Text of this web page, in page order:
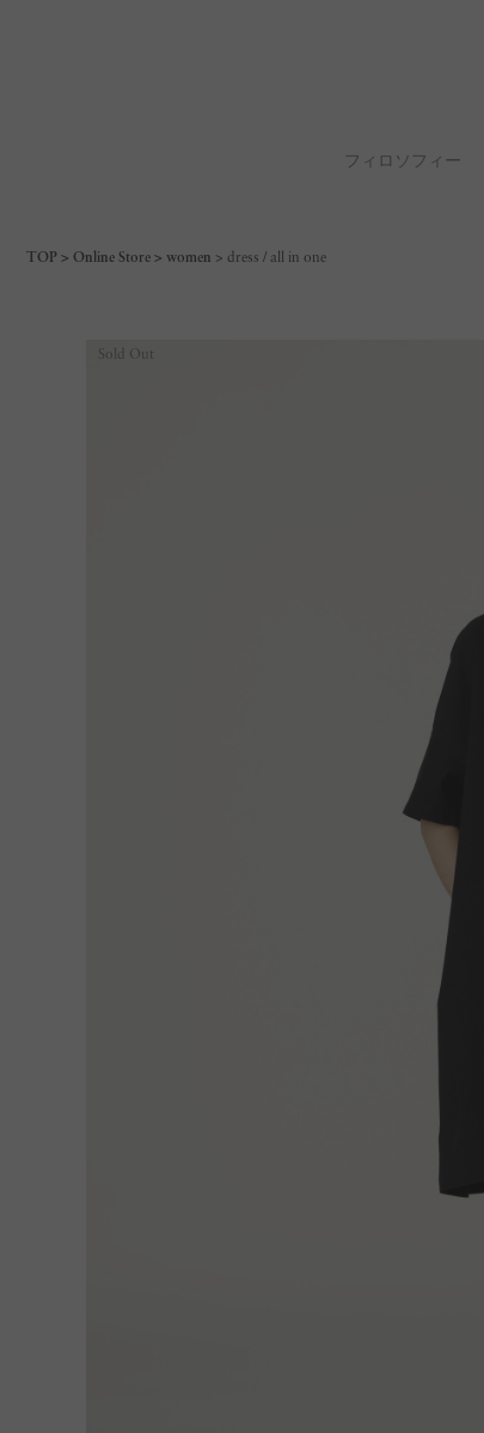
フィロソフィー
TOP Online Store women dress / all in one
Sold Out